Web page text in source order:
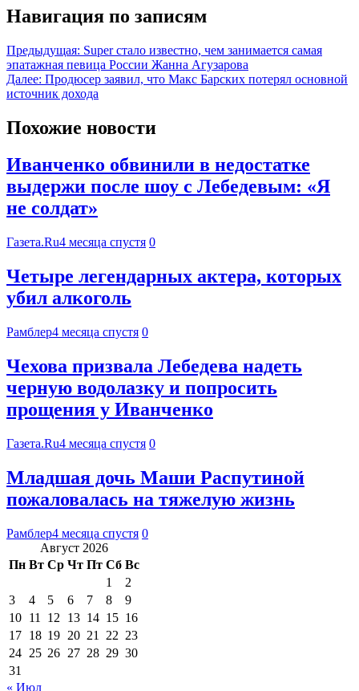
Навигация по записям
Предыдущая: Super стало известно, чем занимается самая
эпатажная певица России Жанна Агузарова
Далее: Продюсер заявил, что Макс Барских потерял основной
источник дохода
Похожие новости
Иванченко обвинили в недостатке
выдержи после шоу с Лебедевым: «Я
не солдат»
Газета.Ru4 месяца спустя 0
Четыре легендарных актера, которых
убил алкоголь
Рамблер4 месяца спустя 0
Чехова призвала Лебедева надеть
черную водолазку и попросить
прощения у Иванченко
Газета.Ru4 месяца спустя 0
Младшая дочь Маши Распутиной
пожаловалась на тяжелую жизнь
Рамблер4 месяца спустя 0
Август 2026
Пн Вт Ср Чт Пт Сб Вс
1
2
3
4 5 6 7 8
9
10 11 12 13 14 15 16
17 18 19 20 21 22 23
24 25 26 27 28 29 30
31
« Июл